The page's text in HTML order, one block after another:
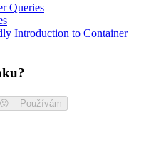
Queries
Introduction to Container
😝 – Používám